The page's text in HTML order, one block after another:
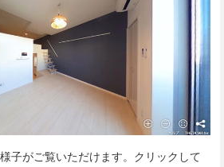
子がご覧いただけます。クリックして